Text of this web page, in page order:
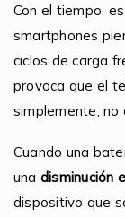
Con el tiempo,
smartphones
ciclos de carga
provoca que el
simplemente, no
Cuando una
una disminución
dispositivo que